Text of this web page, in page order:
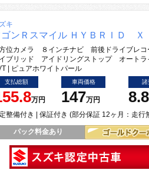
キ
ゴンＲスマイル ＨＹＢＲＩＤ
位カメラ ８インチナビ 前後ドライブレ
ブリッド アイドリングストップ オート
| ピュアホワイトパール
支払総額
万円
車両価格
147万円
諸
8.8
整備付き | 保証付き (部分保証 12ヶ月：走行
パック料金あり